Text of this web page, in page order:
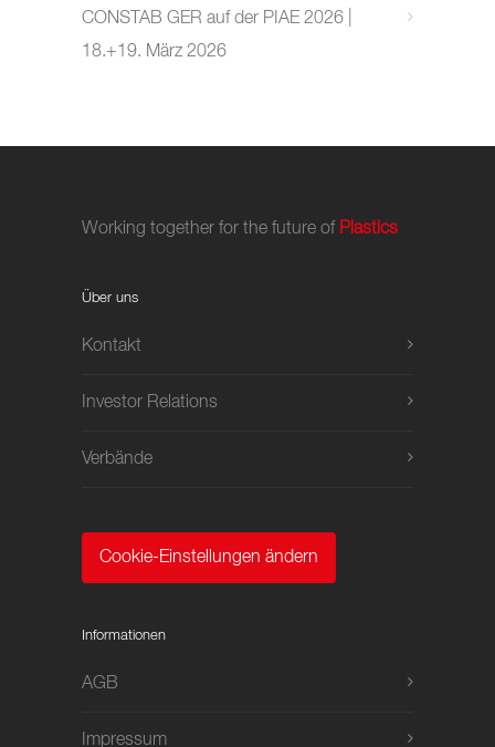
CONSTAB GER auf der PIAE 2026 |
18.+19. März 2026
Working together for the future of Plastics
Über uns
Kontakt
Investor Relations
Verbände
Cookie-Einstellungen ändern
Informationen
AGB
Impressum